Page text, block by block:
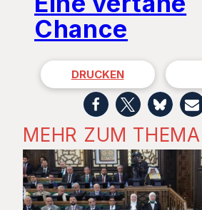
Chance
DRUCKEN
MEHR ZUM THEMA